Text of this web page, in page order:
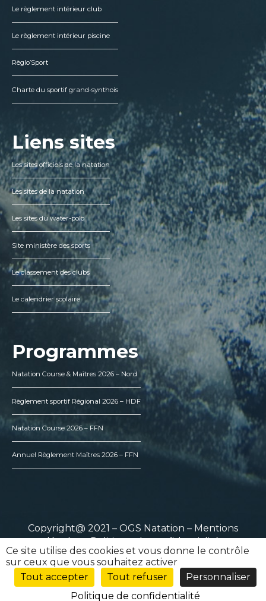
Le règlement intérieur club
Le règlement intérieur piscine
Règlo’Sport
Charte du sportif grand-synthois
Liens sites
Les sites officiels de la natation
Les sites de la natation
Les sites du water-polo
Site ministère des sports
Le classement des clubs
Le calendrier scolaire
Programmes
Natation Course & Maîtres 2026 – Nord
Règlement sportif Régional 2026 – HDF
Natation Course 2026 – FFN
Annuel Règlement Maîtres 2026 – FFN
Copyright@ 2021 – OGS Natation – Mentions
légales–Politique de confidentialité
Ce site utilise des cookies et vous donne le contrôle
sur ceux que vous souhaitez activer
Tout accepter
Tout refuser
Personnaliser
Politique de confidentialité